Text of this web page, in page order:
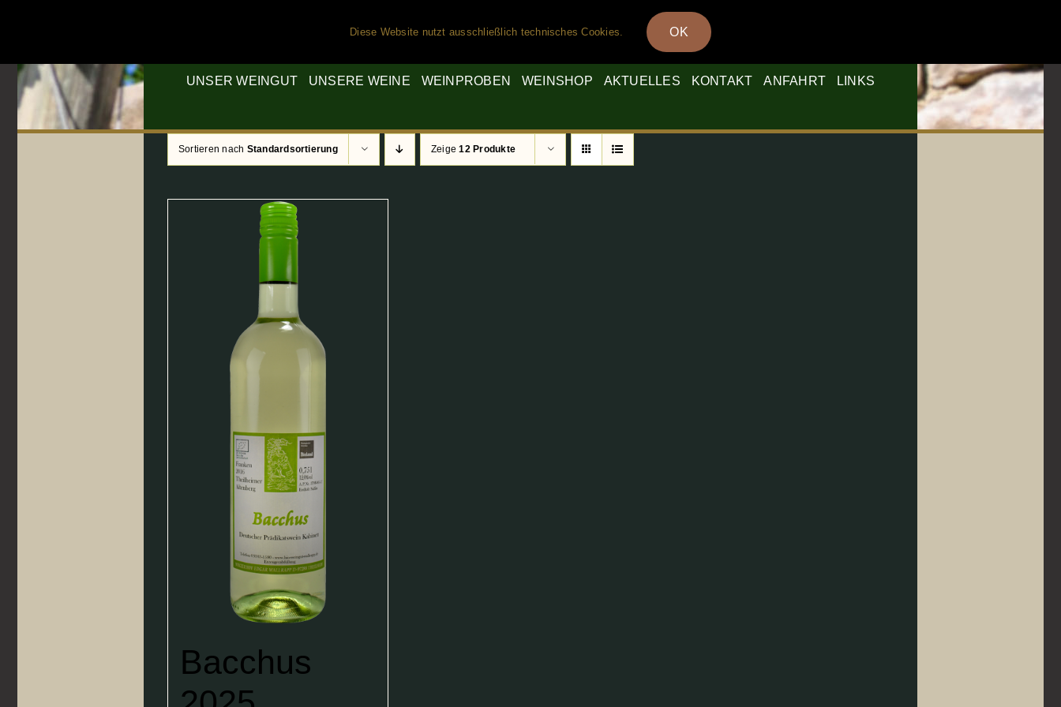
UNSER WEINGUT UNSERE WEINE WEINPROBEN WEINSHOP AKTUELLES KONTAKT ANFAHRT LINKS
Sortieren nach Standardsortierung Zeige12 Produkte
Bacchus
Diese Website nutzt ausschließlich technisches Cookies. OK